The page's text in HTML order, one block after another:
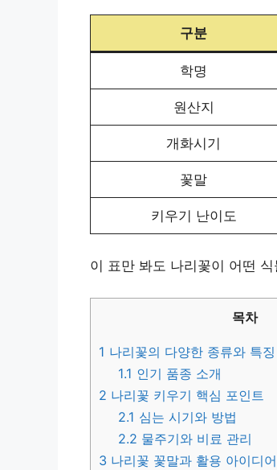
구분
학명
원산지
개화시기
꽃말
키우기 난이도
이 표만 봐도 나리꽃이 어떤
목차
1 나리꽃의 다양한 종류와 특징
1.1 인기 품종 소개
2 나리꽃 키우기 핵심 포인트
2.1 심는 시기와 방법
2.2 물주기와 비료 관리
3 나리꽃 꽃말과 활용 아이디어